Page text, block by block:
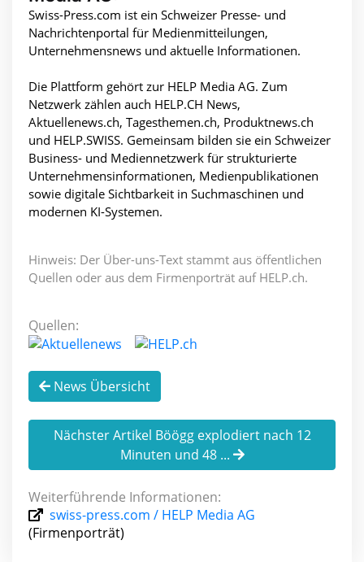
Swiss-Press.com ist ein Schweizer Presse- und
Nachrichtenportal für Medienmitteilungen,
Unternehmensnews und aktuelle Informationen.
Die Plattform gehört zur HELP Media AG. Zum
Netzwerk zählen auch HELP.CH News,
Aktuellenews.ch, Tagesthemen.ch, Produktnews.ch
und HELP.SWISS. Gemeinsam bilden sie ein Schweizer
Business- und Mediennetzwerk für strukturierte
Unternehmensinformationen, Medienpublikationen
sowie digitale Sichtbarkeit in Suchmaschinen und
modernen KI-Systemen.
Hinweis: Der Über-uns-Text stammt aus öffentlichen
Quellen oder aus dem Firmenporträt auf HELP.ch.
Quellen:
News Übersicht
Nächster Artikel Böögg explodiert nach 12
Minuten und 48 ...
Weiterführende Informationen:
swiss-press.com / HELP Media AG
(Firmenporträt)